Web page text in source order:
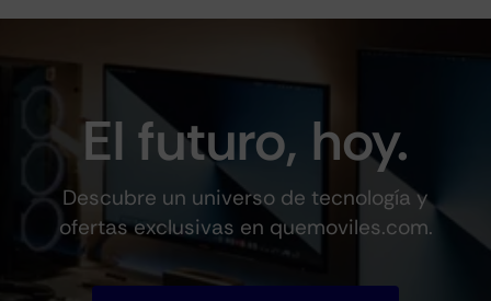
El futuro, hoy.
Descubre un universo de tecnología y
ofertas exclusivas en quemoviles.com.